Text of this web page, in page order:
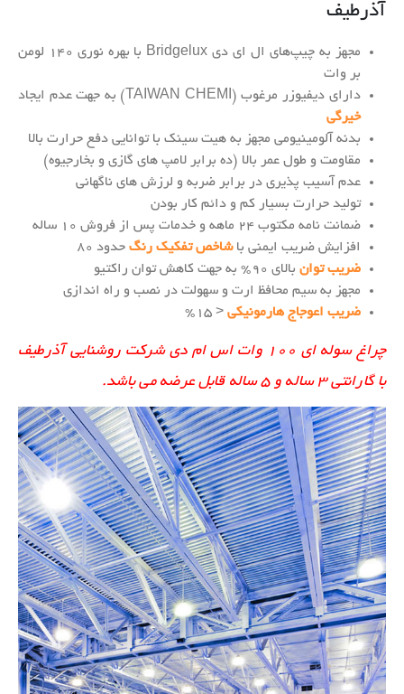
آذرطیف
مجهز به چیپ‌های ال ای دی Bridgelux با بهره نوری ۱۴۰ لومن
بر وات
دارای دیفیوزر مرغوب (TAIWAN CHEMI) به جهت عدم ایجاد
خیرگی
بدنه آلومینیومی مجهز به هیت سینک با توانایی دفع حرارت بالا
مقاومت و طول عمر بالا (ده برابر لامپ های گازی و بخارجیوه)
عدم آسیب پذیری در برابر ضربه و لرزش های ناگهانی
تولید حرارت بسیار کم و دائم کار بودن
ضمانت نامه مکتوب ۲۴ ماهه و خدمات پس از فروش ۱۰ ساله
افزایش ضریب ایمنی باشاخص تفکیک رنگ حدود ۸۰
ضریب توان بالای ۹۰% به جهت کاهش توان راکتیو
مجهز به سیم محافظ ارت و سهولت در نصب و راه اندازی
ضریب اعوجاج هارمونیکی < 15%
چراغ سوله ای ۱۰۰ وات اس ام دی شرکت روشنایی آذرطیف
با گارانتی ۳ ساله و ۵ ساله قابل عرضه می باشد.